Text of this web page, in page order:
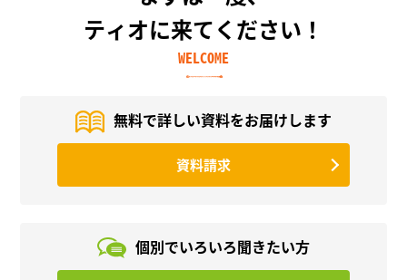
ティオに来てください！
WELCOME
無料で詳しい資料をお届けします
資料請求
個別でいろいろ聞きたい方